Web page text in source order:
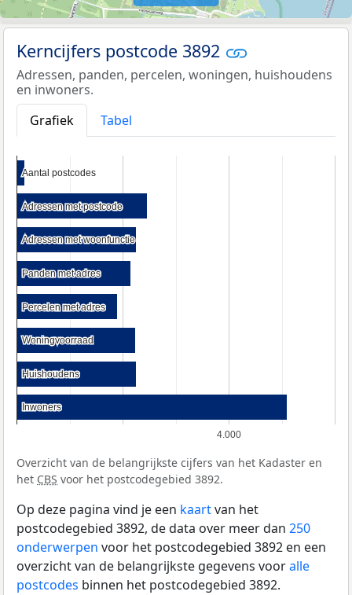
Kerncijfers postcode 3892
Adressen, panden, percelen, woningen, huishoudens
en inwoners.
Grafiek
Tabel
4.000
Aantal postcodes
Aantal postcodes
Adressen met postcode
Adressen met postcode
Adressen met woonfunctie
Adressen met woonfunctie
Panden met adres
Panden met adres
Percelen met adres
Percelen met adres
Woningvoorraad
Woningvoorraad
Huishoudens
Huishoudens
Inwoners
Inwoners
Overzicht van de belangrijkste cijfers van het Kadaster en
het CBS voor het postcodegebied 3892.
Op deze pagina vind je een kaartvan het
postcodegebied 3892, de data over meer dan 250
onderwerpen voor het postcodegebied 3892 en een
overzicht van de belangrijkste gegevens vooralle
postcodes binnen het postcodegebied 3892.